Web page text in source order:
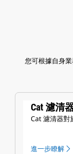
您可根據自身
Cat 濾清
Cat 濾清器對
進一步瞭解